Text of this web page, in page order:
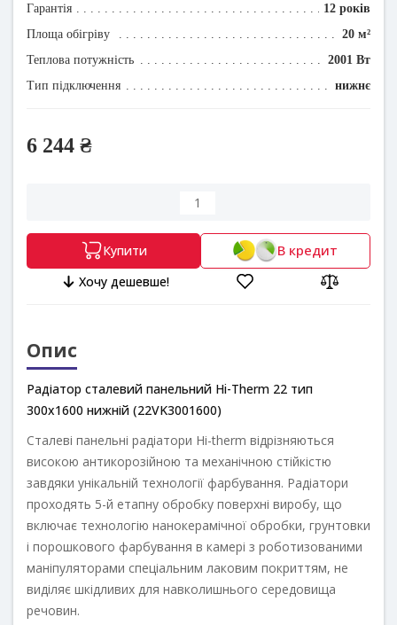
Гарантія
12 років
Площа обігріву
20 м²
Теплова потужність
2001 Вт
Тип підключення
нижнє
6 244 ₴
Купити В кредит
Хочу дешевше!
Опис
Радіатор сталевий панельний Hi-Therm 22 тип
300х1600 нижній (22VK3001600)
Сталеві панельні радіатори Hi-therm відрізняються
високою антикорозійною та механічною стійкістю
завдяки унікальній технології фарбування. Радіатори
проходять 5-й етапну обробку поверхні виробу, що
включає технологію нанокерамічної обробки, грунтовки
і порошкового фарбування в камері з роботизованими
маніпуляторами спеціальним лаковим покриттям, не
виділяє шкідливих для навколишнього середовища
речовин.